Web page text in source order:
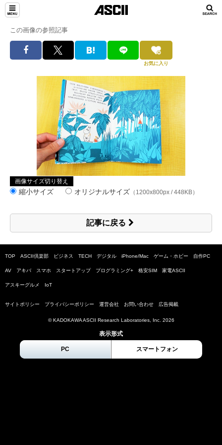
この画像の参照記事
お気に入り
画像サイズ切り替え
縮小サイズ オリジナルサイズ （1200x800px / 448KB）
記事に戻る
TOP ASCII倶楽部 ビジネス TECH デジタル iPhone/Mac ゲーム・ホビー 自作PC
AV アキバ スマホ スタートアップ プログラミング+ 格安SIM 家電ASCII
アスキーグルメ IoT
サイトポリシー プライバシーポリシー 運営会社 お問い合わせ 広告掲載
© KADOKAWA ASCII Research Laboratories, Inc. 2026
表示形式
PC スマートフォン